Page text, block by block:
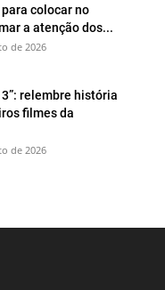
colocar no
a atenção dos...
de 2026
relembre história
filmes da
de 2026